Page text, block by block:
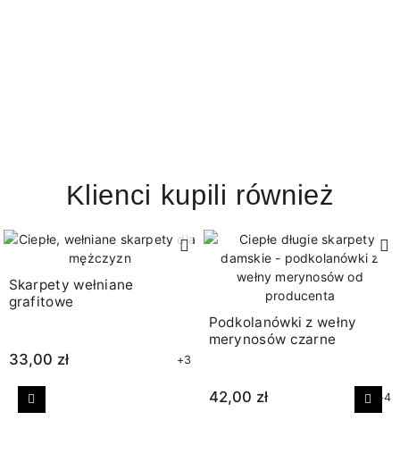
Klienci kupili również
Skarpety wełniane
grafitowe
33,00 zł +3
Podkolanówki z wełny
merynosów czarne
42,00 zł +4
Poprzedni